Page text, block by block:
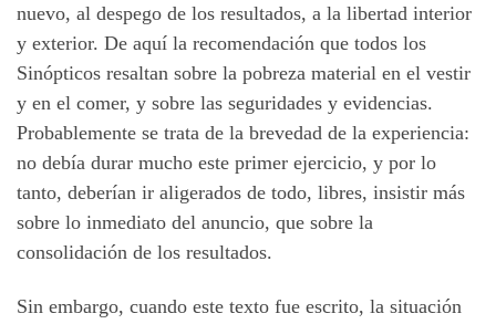
nuevo, al despego de los resultados, a la libertad interior
y exterior. De aquí la recomendación que todos los
Sinópticos resaltan sobre la pobreza material en el vestir
y en el comer, y sobre las seguridades y evidencias.
Probablemente se trata de la brevedad de la experiencia:
no debía durar mucho este primer ejercicio, y por lo
tanto, deberían ir aligerados de todo, libres, insistir más
sobre lo inmediato del anuncio, que sobre la
consolidación de los resultados.
Sin embargo, cuando este texto fue escrito, la situación